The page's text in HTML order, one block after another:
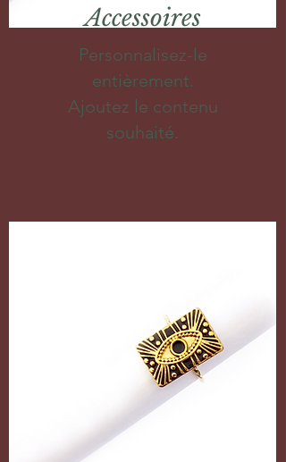
Accessoires
Personnalisez-le
entièrement.
Ajoutez le contenu
souhaité.